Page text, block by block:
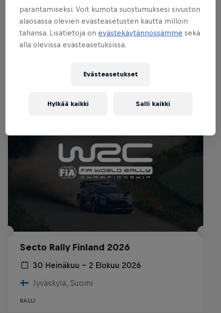
Katso kisaviikonlopun kohokohdat Red
Bull TV:stä!
Samankaltaiset tapahtumat
Secto Rally Finland 2026
30 Heinäkuu – 2 Elokuu 2026
Jyväskylä, Suomi
RALLI
parantamiseksi. Voit kumota suostumuksesi sivuston
alaosassa olevien evästeasetusten kautta milloin
tahansa. Lisätietoja onevästekäytännössämme sekä
alla olevissa evästeasetuksissa.
Evästeasetukset
Hylkää kaikki Salli kaikki